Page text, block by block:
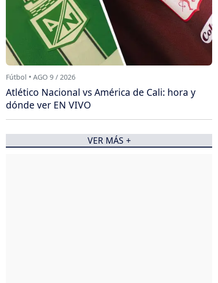
Fútbol • AGO 9 / 2026
Atlético Nacional vs América de Cali: hora y
dónde ver EN VIVO
VER MÁS +